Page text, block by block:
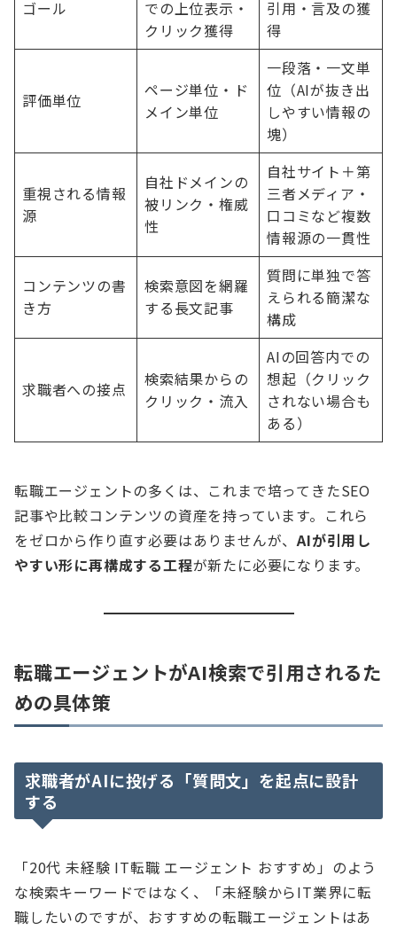
ゴール
での上位表示・
クリック獲得
引用・言及の獲
得
評価単位
ページ単位・ド
メイン単位
一段落・一文単
位（AIが抜き出
しやすい情報の
塊）
重視される情報
源
自社ドメインの
被リンク・権威
性
自社サイト＋第
三者メディア・
口コミなど複数
情報源の一貫性
コンテンツの書
き方
検索意図を網羅
する長文記事
質問に単独で答
えられる簡潔な
構成
求職者への接点
検索結果からの
クリック・流入
AIの回答内での
想起（クリック
されない場合も
ある）
転職エージェントの多くは、これまで培ってきたSEO
記事や比較コンテンツの資産を持っています。これら
をゼロから作り直す必要はありませんが、AIが引用し
やすい形に再構成する工程が新たに必要になります。
転職エージェントがAI検索で引用されるた
めの具体策
求職者がAIに投げる「質問文」を起点に設計
する
「20代 未経験 IT転職 エージェント おすすめ」のよう
な検索キーワードではなく、「未経験からIT業界に転
職したいのですが、おすすめの転職エージェントはあ